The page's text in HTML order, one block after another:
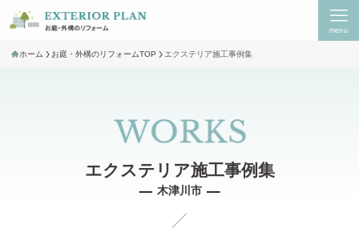
menu
ホーム お庭・外構のリフォームTOP エクステリア施工事例集
木津川市